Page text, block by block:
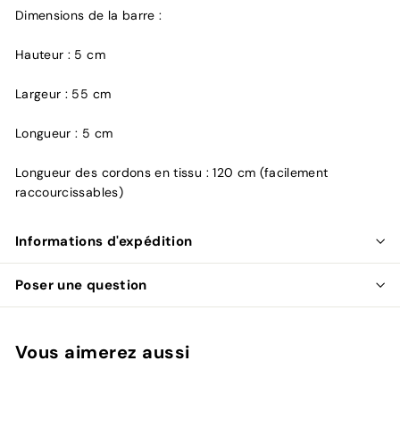
Dimensions de la barre :
Hauteur : 5 cm
Largeur : 55 cm
Longueur : 5 cm
Longueur des cordons en tissu : 120 cm (facilement
raccourcissables)
Informations d'expédition
Poser une question
Vous aimerez aussi